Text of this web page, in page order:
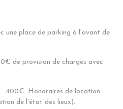
une place de parking à l'avant de
de provision de charges avec
400€. Honoraires de location:
de l'état des lieux).